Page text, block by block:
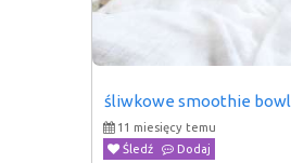
śliwkowe smoothie bowl
11 miesięcy temu
Śledź
Dodaj